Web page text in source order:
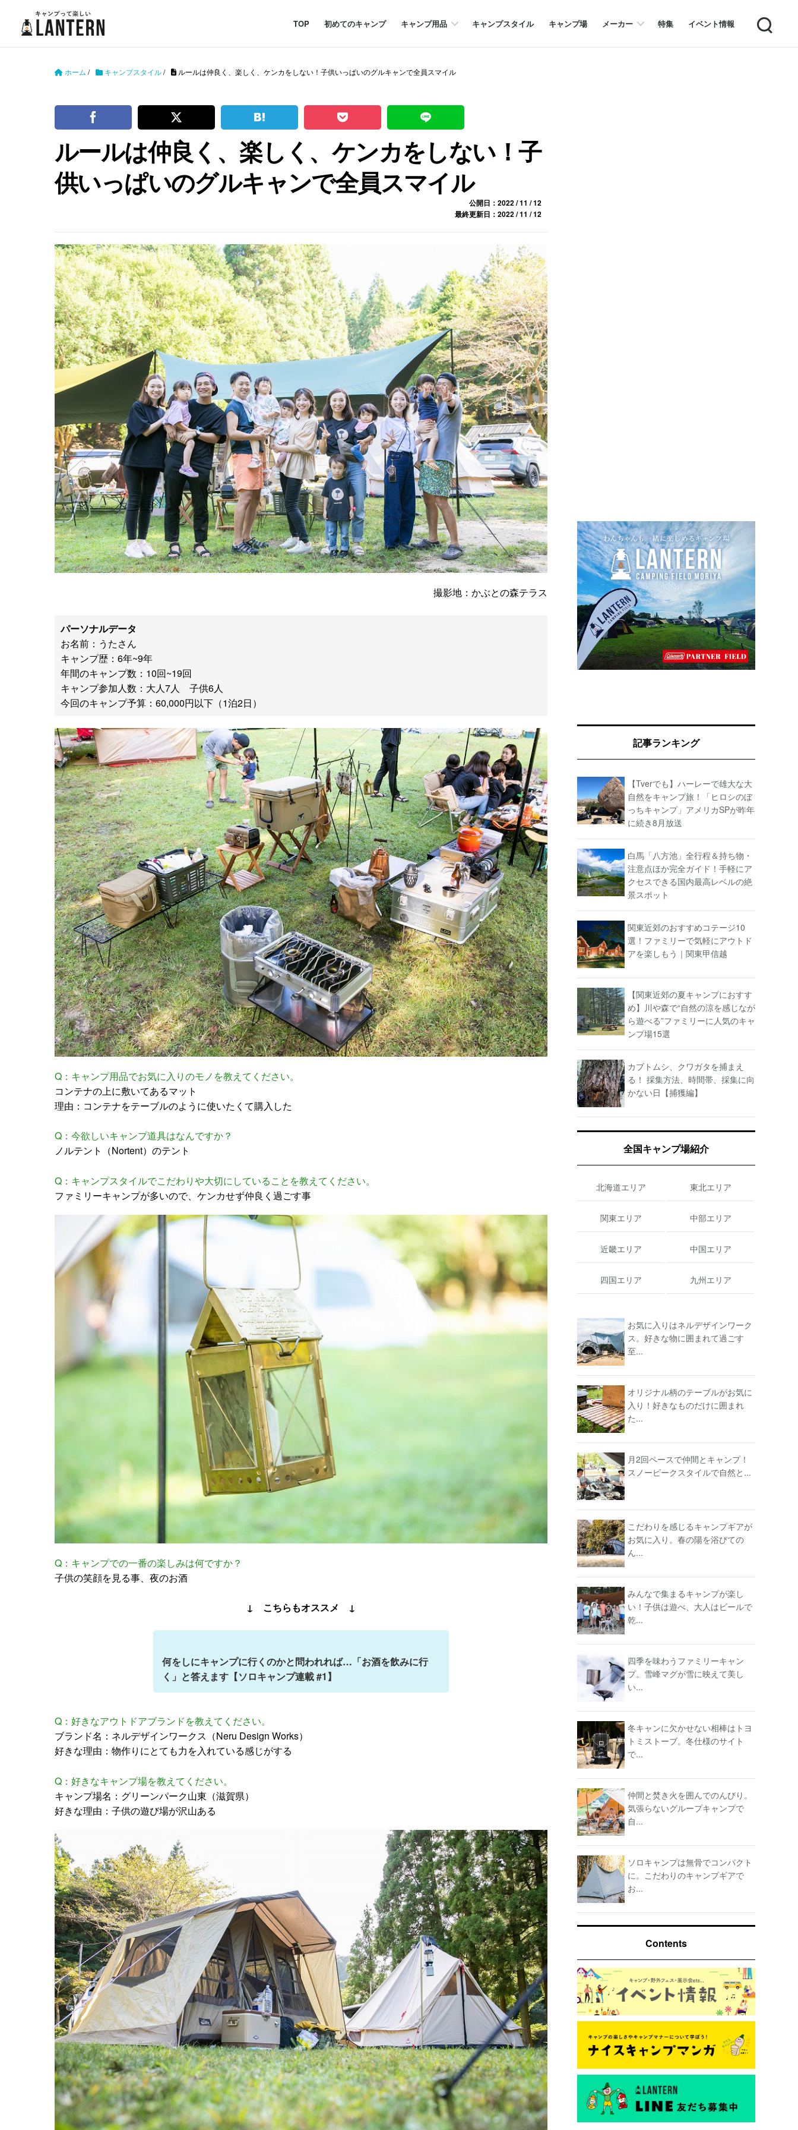
TOP 初めてのキャンプ キャンプ用品 キャンプスタイル キャンプ場 メーカー 特集 イベント情報 Search
ホーム / キャンプスタイル/ ルールは仲良く、楽しく、ケンカをしない！子供いっぱいのグルキャンで全員スマイル
ルールは仲良く、楽しく、ケンカをしない！子
供いっぱいのグルキャンで全員スマイル
公開日：2022 / 11 / 12
最終更新日：2022 / 11 / 12
撮影地：かぶとの森テラス
パーソナルデータ
お名前：うたさん
キャンプ歴：6年~9年
年間のキャンプ数：10回~19回
キャンプ参加人数：大人7人 子供6人
今回のキャンプ予算：60,000円以下（1泊2日）
Q：キャンプ用品でお気に入りのモノを教えてください。
コンテナの上に敷いてあるマット
理由：コンテナをテーブルのように使いたくて購入した
Q：今欲しいキャンプ道具はなんですか？
ノルテント（Nortent）のテント
Q：キャンプスタイルでこだわりや大切にしていることを教えてください。
ファミリーキャンプが多いので、ケンカせず仲良く過ごす事
Q：キャンプでの一番の楽しみは何ですか？
子供の笑顔を見る事、夜のお酒
↓ こちらもオススメ ↓
何をしにキャンプに行くのかと問われれば…「お酒を飲みに行
く」と答えます【ソロキャンプ連載 #1】
Q：好きなアウトドアブランドを教えてください。
ブランド名：ネルデザインワークス（Neru Design Works）
好きな理由：物作りにとても力を入れている感じがする
Q：好きなキャンプ場を教えてください。
キャンプ場名：グリーンパーク山東（滋賀県）
好きな理由：子供の遊び場が沢山ある
記事ランキング
【Tverでも】ハーレーで雄大な大
自然をキャンプ旅！「ヒロシのぼ
っちキャンプ」アメリカSPが昨年
に続き8月放送
白馬「八方池」全行程＆持ち物・
注意点ほか完全ガイド！手軽にア
クセスできる国内最高レベルの絶
景スポット
関東近郊のおすすめコテージ10
選！ファミリーで気軽にアウトド
アを楽しもう｜関東甲信越
【関東近郊の夏キャンプにおすす
め】川や森で“自然の涼を感じなが
ら遊べる”ファミリーに人気のキャ
ンプ場15選
カブトムシ、クワガタを捕まえ
る！ 採集方法、時間帯、採集に向
かない日【捕獲編】
全国キャンプ場紹介
北海道エリア 東北エリア
関東エリア 中部エリア
近畿エリア 中国エリア
四国エリア 九州エリア
お気に入りはネルデザインワーク
ス。好きな物に囲まれて過ごす
至...
オリジナル柄のテーブルがお気に
入り！好きなものだけに囲まれ
た...
月2回ペースで仲間とキャンプ！
スノーピークスタイルで自然と...
こだわりを感じるキャンプギアが
お気に入り。春の陽を浴びての
ん...
みんなで集まるキャンプが楽し
い！子供は遊べ、大人はビールで
乾...
四季を味わうファミリーキャン
プ。雪峰マグが雪に映えて美し
い...
冬キャンに欠かせない相棒はトヨ
トミストーブ。冬仕様のサイト
で...
仲間と焚き火を囲んでのんびり。
気張らないグループキャンプで
自...
ソロキャンプは無骨でコンパクト
に。こだわりのキャンプギアで
お...
Contents